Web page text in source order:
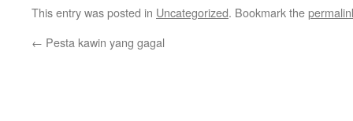
This entry was posted in Uncategorized. Bookmark the
← Pesta kawin yang gagal